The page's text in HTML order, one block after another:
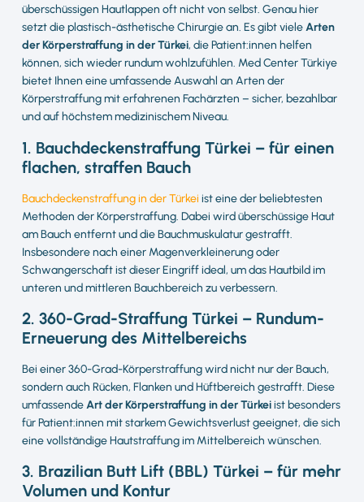
überschüssigen Hautlappen oft nicht von selbst. Genau hier
setzt die plastisch-ästhetische Chirurgie an. Es gibt vieleArten
der Körperstraffung in der Türkei, die Patient:innen helfen
können, sich wieder rundum wohlzufühlen. Med Center Türkiye
bietet Ihnen eine umfassende Auswahl an Arten der
Körperstraffung mit erfahrenen Fachärzten – sicher, bezahlbar
und auf höchstem medizinischem Niveau.
1. Bauchdeckenstraffung Türkei – für einen
flachen, straffen Bauch
Bauchdeckenstraffung in der Türkei ist eine der beliebtesten
Methoden der Körperstraffung. Dabei wird überschüssige Haut
am Bauch entfernt und die Bauchmuskulatur gestrafft.
Insbesondere nach einer Magenverkleinerung oder
Schwangerschaft ist dieser Eingriff ideal, um das Hautbild im
unteren und mittleren Bauchbereich zu verbessern.
2. 360-Grad-Straffung Türkei – Rundum-
Erneuerung des Mittelbereichs
Bei einer 360-Grad-Körperstraffung wird nicht nur der Bauch,
sondern auch Rücken, Flanken und Hüftbereich gestrafft. Diese
umfassendeArt der Körperstraffung in der Türkeiist besonders
für Patient:innen mit starkem Gewichtsverlust geeignet, die sich
eine vollständige Hautstraffung im Mittelbereich wünschen.
3. Brazilian Butt Lift (BBL) Türkei – für mehr
Volumen und Kontur